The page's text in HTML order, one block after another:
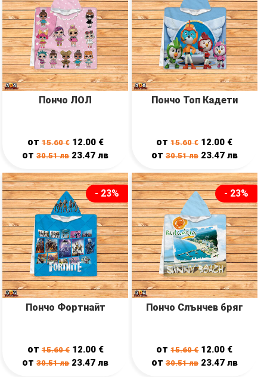
Пончо ЛОЛ
от15.60€ 12.00 €
от30.51лв 23.47лв
Пончо Топ Кадети
от15.60€ 12.00 €
от 30.51лв 23.47 лв
- 23%
Пончо Фортнайт
от15.60€ 12.00 €
от30.51лв 23.47лв
- 23%
Пончо Слънчев бряг
от15.60€ 12.00 €
от 30.51лв 23.47 лв